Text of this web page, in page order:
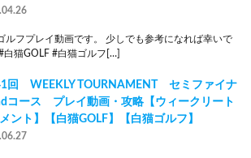
ルフプレイ動画です。 少しでも参考になれば幸いで
白猫GOLF #白猫ゴルフ[…]
回 WEEKLY TOURNAMENT セミファイナ
コース プレイ動画・攻略【ウィークリート
ント】【白猫GOLF】【白猫ゴルフ】